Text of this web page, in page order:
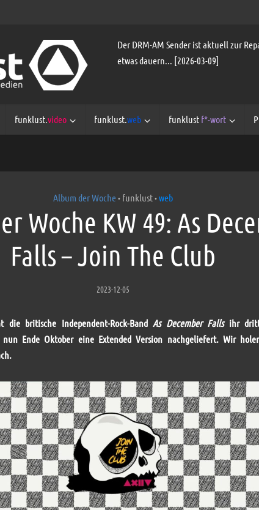
Der DRM-AM Sender ist aktuell zur
etwas dauern... [2026-03-09]
funklust.video funklust.web funklust f*-wort
Album der Woche• funklust•web
Woche KW 49: As
Falls – Join The Club
2023-12-05
die britische Independent-Rock-BandAs December Fallsihr
Ende Oktober eine Extended Version nachgeliefert. Wir